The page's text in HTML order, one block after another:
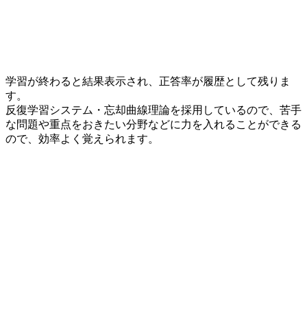
学習が終わると結果表示され、正答率が履歴として残りま
す。
反復学習システム・忘却曲線理論を採用しているので、苦手
な問題や重点をおきたい分野などに力を入れることができる
ので、効率よく覚えられます。